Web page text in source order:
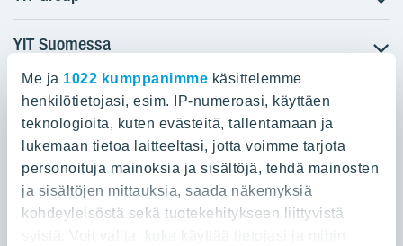
Me ja 1022 kumppanimme käsittelemme
henkilötietojasi, esim. IP-numeroasi, käyttäen
teknologioita, kuten evästeitä, tallentamaan ja
lukemaan tietoa laitteeltasi, jotta voimme tarjota
personoituja mainoksia ja sisältöjä, tehdä mainosten
ja sisältöjen mittauksia, saada näkemyksiä
kohdeyleisöstä sekä tuotekehitykseen liittyvistä
syistä. Voit valita, kuka käyttää tietojasi ja mihin
Tietoa YIT:stä
Töihin meille
Sijoittajat
Projektit
Vastuullisuus
Media
Yhteystiedot
YIT Suomessa
Myytävät asunnot
Vuokrattavat toimitilat
Kiinteistösijoittaminen
Infrarakentaminen
Toimitilarakentaminen
Teollisuusrakentaminen
YIT:n pääkonttori
Panuntie 11, PL 36, 00620 Helsinki
020 433 111